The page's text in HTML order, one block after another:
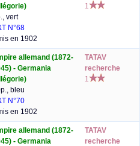
vert
N°68
en 1902
1
allemand (1872-
- Germania
bleu
N°70
en 1902
TATAV
recherche
1
allemand (1872-
- Germania
TATAV
recherche